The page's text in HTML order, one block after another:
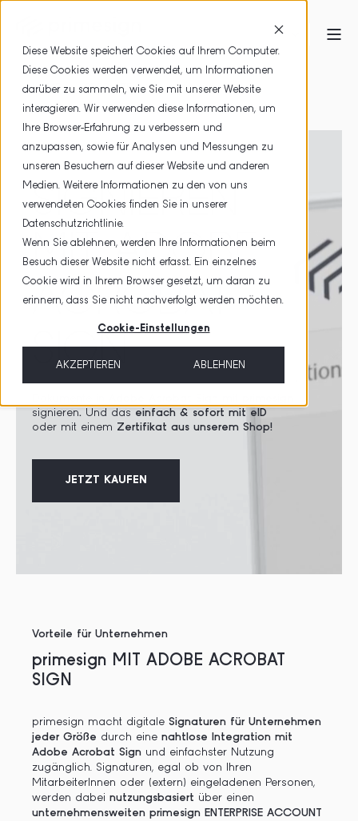
Diese Website speichert Cookies auf Ihrem Computer.
Diese Cookies werden verwendet, um Informationen
darüber zu sammeln, wie Sie mit unserer Website
interagieren. Wir verwenden diese Informationen, um
Ihre Browser-Erfahrung zu verbessern und
anzupassen, sowie für Analysen und Messungen zu
unseren Besuchern auf dieser Website und anderen
Medien. Weitere Informationen zu den von uns
verwendeten Cookies finden Sie in unserer
Datenschutzrichtlinie.
Wenn Sie ablehnen, werden Ihre Informationen beim
Besuch dieser Website nicht erfasst. Ein einzelnes
Cookie wird in Ihrem Browser gesetzt, um daran zu
erinnern, dass Sie nicht nachverfolgt werden möchten.
Cookie-Einstellungen
AKZEPTIEREN ABLEHNEN
HOME PRODUKTE
SIGNIEREN MIT ADOBE ACROBAT SIGN ENTERPRISE
SIGNIEREN
MIT ADOBE
ACROBAT
SIGN
signieren. Und das einfach & sofort mit eID
oder mit einem Zertifikat aus unserem Shop!
JETZT KAUFEN
Vorteile für Unternehmen
primesign MIT ADOBE ACROBAT
SIGN
primesign macht digitale Signaturen für Unternehmen
jeder Größe durch eine nahtlose Integration mit
Adobe Acrobat Sign und einfachster Nutzung
zugänglich. Signaturen, egal ob von Ihren
MitarbeiterInnen oder (extern) eingeladenen Personen,
werden dabei nutzungsbasiert über einen
unternehmensweiten primesign ENTERPRISE ACCOUNT